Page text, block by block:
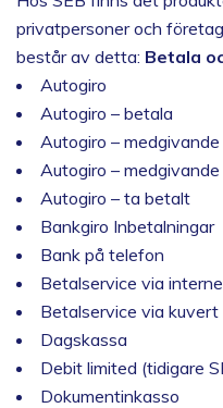
privatpersoner och
består av detta: Betala
Autogiro
Autogiro – betala
Autogiro –
Autogiro –
Autogiro – ta betalt
Bankgiro Inbetalningar
Bank på telefon
Betalservice via
Betalservice via kuvert
Dagskassa
Debit limited (tidigare
Dokumentinkasso